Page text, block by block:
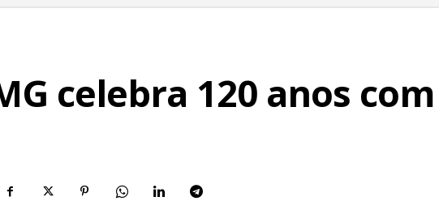
celebra 120 anos com